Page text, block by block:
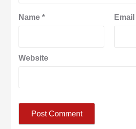
Name* Email
Website